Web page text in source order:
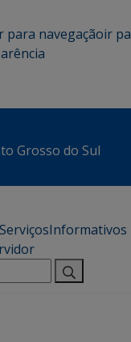
para navegaçãoir
Grosso do Sul
ServiçosInformativos